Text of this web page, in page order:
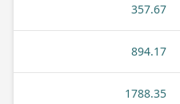
357.67
894.17
1788.35